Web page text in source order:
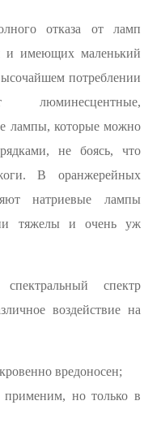
отказа от ламп
и имеющих маленький
потреблении
люминесцентные,
лампы, которые можно
не боясь, что
В оранжерейных
натриевые лампы
тяжелы и очень уж
спектр
воздействие на
вредоносен;
но только в